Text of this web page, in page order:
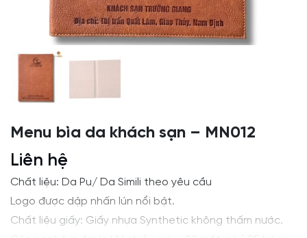
Menu bìa da khách sạn – MN012
Liên hệ
Chất liệu: Da Pu/ Da Simili theo yêu cầu
Logo được dập nhấn lún nổi bật.
Chất liệu giấy: Giấy nhựa Synthetic không thấm nước.